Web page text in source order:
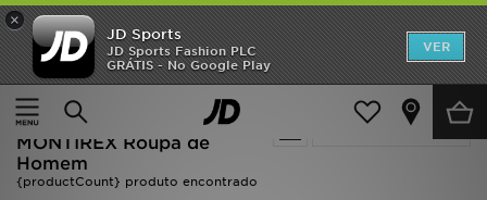
×
JD Sports
JD Sports Fashion PLC
GRÁTIS - No Google Play
VER
Página principal
Homem Roupa de Homem
Actualizar a pesquisa
Oferta | Homem -
MONTIREX Roupa de
Homem
{productCount} produto encontrado
INÍCIO
Promoções
NOVIDADES
HOMEM